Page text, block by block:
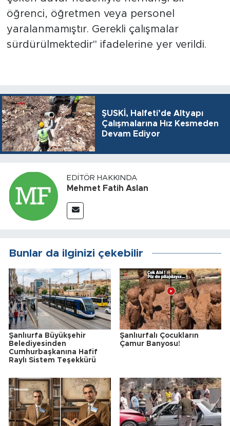
öğrenci, öğretmen veya personel
yaralanmamıştır. Gerekli çalışmalar
sürdürülmektedir" ifadelerine yer verildi.
ŞUSKİ, Halfeti’de Altyapı
Çalışmalarına Hız Kesmeden
Devam Ediyor
EDITÖR HAKKINDA
Mehmet Fatih Aslan
Bunlar da ilginizi çekebilir
Şanlıurfa Büyükşehir
Belediyesinden
Cumhurbaşkanına Hafif
Raylı Sistem Teşekkürü
Şanlıurfalı Çocukların
Çamur Banyosu!